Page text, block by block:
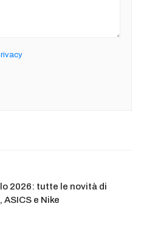
2026: tutte le novità di
ASICS e Nike